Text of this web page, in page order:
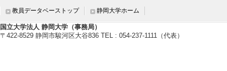
教員データベーストップ 静岡大学ホーム
国立大学法人 静岡大学（事務局）
〒422-8529 静岡市駿河区大谷836 TEL : 054-237-1111（代表）